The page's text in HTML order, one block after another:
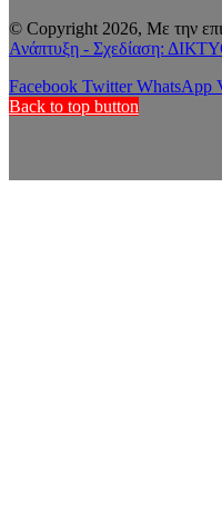
© Copyright 2026, Με την
Ανάπτυξη - Σχεδίαση:
Facebook Twitter WhatsApp
Back to top button